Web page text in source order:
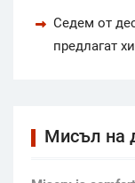
Седем от
предлагат
Мисъл на